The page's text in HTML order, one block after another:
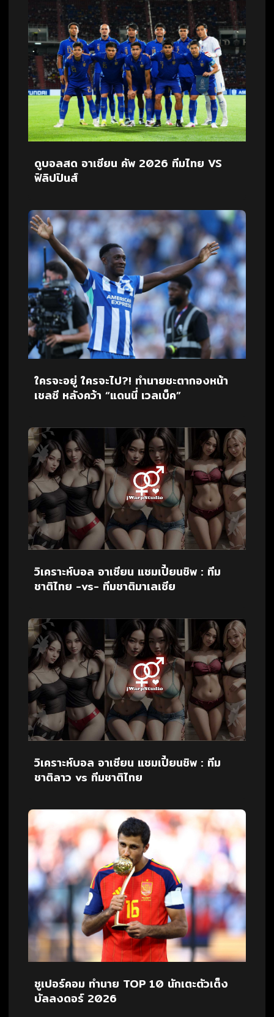
ดูบอลสด อาเซียน คัพ 2026 ทีมไทย VS
ฟิลิปปินส์
ใครจะอยู่ ใครจะไป?! ทำนายชะตากองหน้า
เชลซี หลังคว้า “แดนนี่ เวลเบ็ค”
วิเคราะห์บอล อาเซียน แชมเปี้ยนชิพ : ทีม
ชาติไทย -vs- ทีมชาติมาเลเซีย
วิเคราะห์บอล อาเซียน แชมเปี้ยนชิพ : ทีม
ชาติลาว vs ทีมชาติไทย
ซูเปอร์คอม ทำนาย TOP 10 นักเตะตัวเต็ง
บัลลงดอร์ 2026